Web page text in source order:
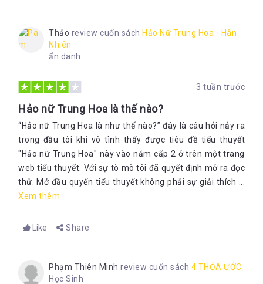
Thảo review cuốn sách Hảo Nữ Trung Hoa - Hân
Nhiên
ẩn danh
3 tuần trước
Hảo nữ Trung Hoa là thế nào?
“Hảo nữ Trung Hoa là như thế nào?” đây là câu hỏi nảy ra
trong đầu tôi khi vô tình thấy được tiêu đề tiểu thuyết
"Hảo nữ Trung Hoa" này vào năm cấp 2 ở trên một trang
web tiểu thuyết. Với sự tò mò tôi đã quyết định mở ra đọc
thử. Mở đầu quyến tiểu thuyết không phải sự giải thích ...
Xem thêm
Like Share
Phạm Thiên Minh review cuốn sách 4 THỎA ƯỚC
Học Sinh